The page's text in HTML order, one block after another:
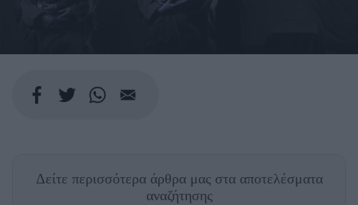
Δείτε περισσότερα άρθρα μας στα αποτελέσματα
αναζήτησης